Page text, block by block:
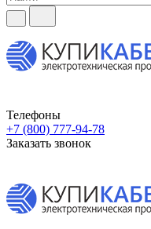
Телефоны
+7 (800) 777-94-78
Заказать звонок